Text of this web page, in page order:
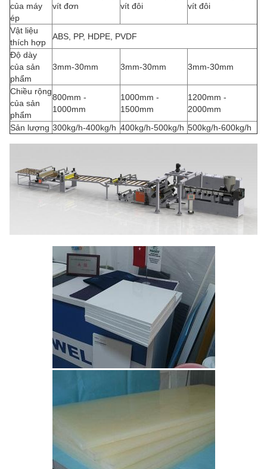
của máy
ép
vít đơn
vít đôi
vít đôi
Vật liệu
thích hợp
ABS, PP, HDPE, PVDF
Độ dày
của sản
phẩm
3mm-30mm 3mm-30mm 3mm-30mm
Chiều rộng
của sản
phẩm
800mm -
1000mm
1000mm -
1500mm
1200mm -
2000mm
Sản lượng 300kg/h-400kg/h 400kg/h-500kg/h 500kg/h-600kg/h